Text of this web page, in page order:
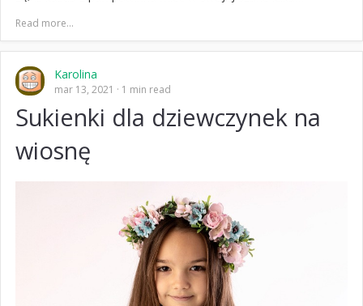
Read more...
Karolina
mar 13, 2021 1 min read
Sukienki dla dziewczynek na
wiosnę